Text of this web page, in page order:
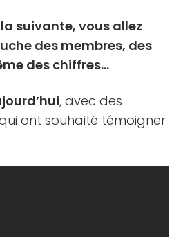
suivante, vous allez
des membres, des
des chiffres…
, avec des
ont souhaité témoigner